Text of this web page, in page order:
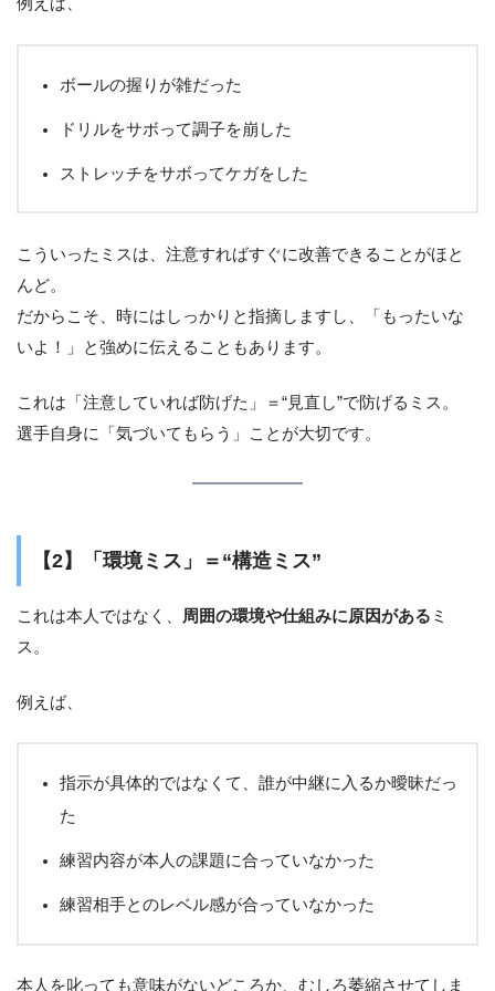
例えば、
ボールの握りが雑だった
ドリルをサボって調子を崩した
ストレッチをサボってケガをした
こういったミスは、注意すればすぐに改善できることがほと
んど。
だからこそ、時にはしっかりと指摘しますし、「もったいな
いよ！」と強めに伝えることもあります。
これは「注意していれば防げた」＝“見直し”で防げるミス。
選手自身に「気づいてもらう」ことが大切です。
【2】「環境ミス」＝“構造ミス”
これは本人ではなく、 周囲の環境や仕組みに原因がある ミ
ス。
例えば、
指示が具体的ではなくて、誰が中継に入るか曖昧だっ
た
練習内容が本人の課題に合っていなかった
練習相手とのレベル感が合っていなかった
本人を叱っても意味がないどころか、むしろ萎縮させてしま